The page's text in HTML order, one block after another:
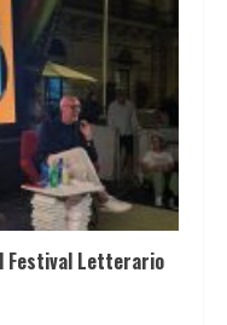
Festival Letterario